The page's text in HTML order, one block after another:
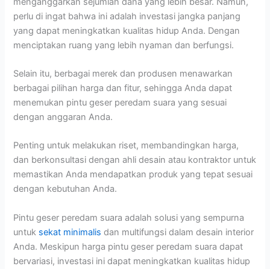
perlu di ingat bahwa ini adalah investasi jangka panjang
yang dapat meningkatkan kualitas hidup Anda. Dengan
menciptakan ruang yang lebih nyaman dan berfungsi.
Selain itu, berbagai merek dan produsen menawarkan
berbagai pilihan harga dan fitur, sehingga Anda dapat
menemukan pintu geser peredam suara yang sesuai
dengan anggaran Anda.
Penting untuk melakukan riset, membandingkan harga,
dan berkonsultasi dengan ahli desain atau kontraktor untuk
memastikan Anda mendapatkan produk yang tepat sesuai
dengan kebutuhan Anda.
Pintu geser peredam suara adalah solusi yang sempurna
untuk sekat minimalis dan multifungsi dalam desain interior
Anda. Meskipun harga pintu geser peredam suara dapat
bervariasi, investasi ini dapat meningkatkan kualitas hidup